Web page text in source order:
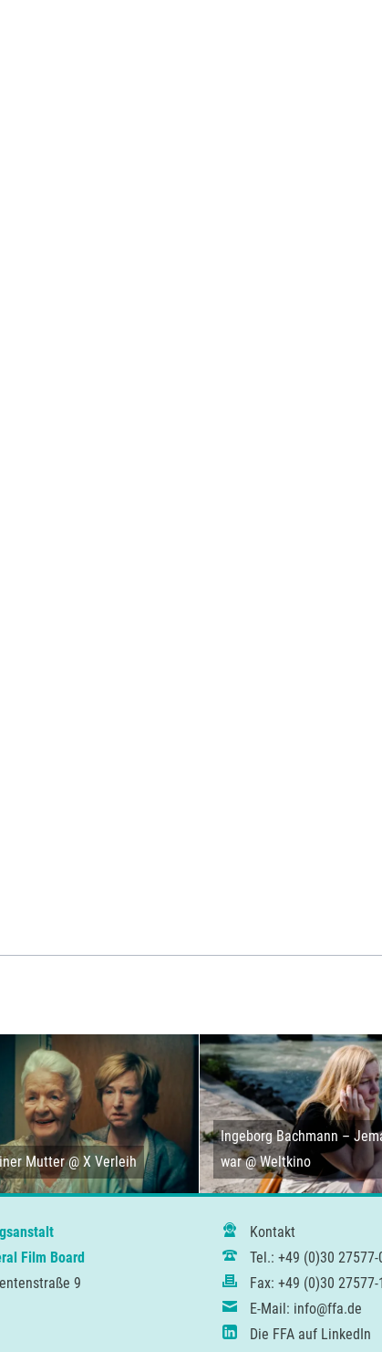
Mutter @ X Verleih
Ingeborg Bachmann –
war @ Weltkino
Film Board
9
Kontakt
Tel.: +49 (0)30 27577-
Fax: +49 (0)30 27577-
E-Mail: info@ffa.de
Die FFA auf LinkedIn